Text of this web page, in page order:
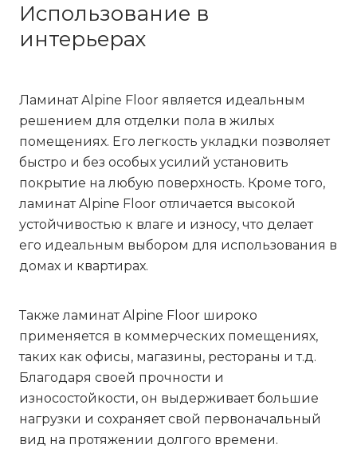
Использование в
интерьерах
Ламинат Alpine Floor является идеальным
решением для отделки пола в жилых
помещениях. Его легкость укладки позволяет
быстро и без особых усилий установить
покрытие на любую поверхность. Кроме того,
ламинат Alpine Floor отличается высокой
устойчивостью к влаге и износу, что делает
его идеальным выбором для использования в
домах и квартирах.
Также ламинат Alpine Floor широко
применяется в коммерческих помещениях,
таких как офисы, магазины, рестораны и т.д.
Благодаря своей прочности и
износостойкости, он выдерживает большие
нагрузки и сохраняет свой первоначальный
вид на протяжении долгого времени.